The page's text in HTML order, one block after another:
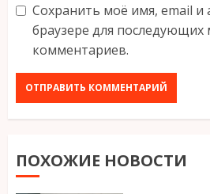
Сохранить моё имя, email и
браузере для последующих
комментариев.
ПОХОЖИЕ НОВОСТИ